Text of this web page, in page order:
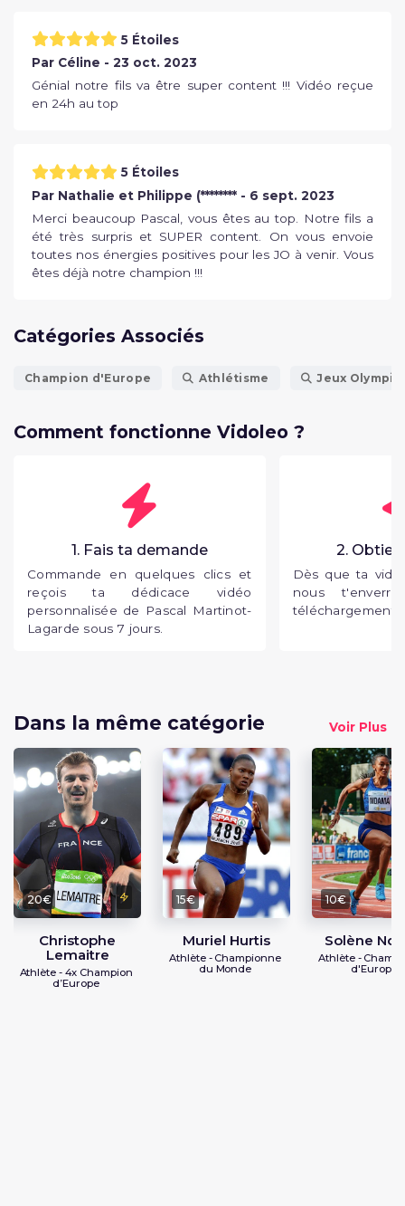
5 Étoiles
Par Céline - 23 oct. 2023
Génial notre fils va être super content !!! Vidéo reçue
en 24h au top
5 Étoiles
Par Nathalie et Philippe (******** - 6 sept. 2023
Merci beaucoup Pascal, vous êtes au top. Notre fils a
été très surpris et SUPER content. On vous envoie
toutes nos énergies positives pour les JO à venir. Vous
êtes déjà notre champion !!!
Catégories Associés
Champion d'Europe Athlétisme Jeux
Comment fonctionne Vidoleo ?
1. Fais ta demande
Commande en quelques clics et
reçois ta dédicace vidéo
personnalisée de Pascal Martinot-
Lagarde sous 7 jours.
2.
Dès que ta
nous
téléchargement
Dans la même catégorie Voir Plus
20€
Christophe
Lemaitre
Athlète - 4x Champion
d’Europe
15€
Muriel Hurtis
Athlète - Championne
du Monde
10€
Solène
Athlète -
d'Europe